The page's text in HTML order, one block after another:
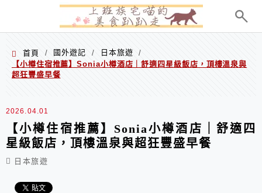
首頁 / 國外遊記 / 日本旅遊
/
【小樽住宿推薦】Sonia小樽酒店｜舒適四星級飯店，頂樓溫泉與
超狂豐盛早餐
2026.04.01
【小樽住宿推薦】Sonia小樽酒店｜舒適四
星級飯店，頂樓溫泉與超狂豐盛早餐
日本旅遊